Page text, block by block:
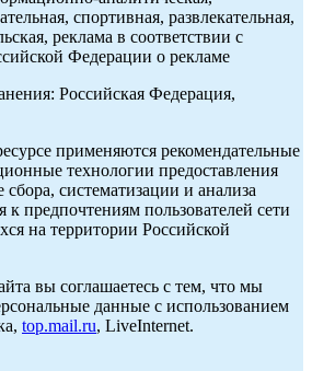
спортивная, развлекательная,
реклама в соответствии с
Федерации о рекламе
Российская Федерация,
применяются рекомендательные
технологии предоставления
систематизации и анализа
к предпочтениям пользователей сети
на территории Российской
вы соглашаетесь с тем, что мы
данные с использованием
top.mail.ru, LiveInternet.